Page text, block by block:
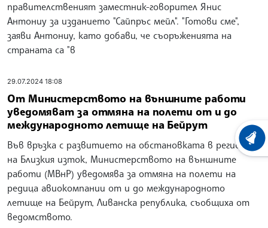
правителственият заместник-говорител Янис
Антониу за изданието "Сайпръс мейл". "Готови сме",
заяви Антониу, като добави, че съоръженията на
страната са "в
29.07.2024 18:08
От Министерството на външните работи
уведомяват за отмяна на полети от и до
международното летище на Бейрут
Във връзка с развитието на обстановката в региона
на Близкия изток, Министерството на външните
работи (МВнР) уведомява за отмяна на полети на
редица авиокомпании от и до международното
летище на Бейрут, Ливанска република, съобщиха от
ведомството.